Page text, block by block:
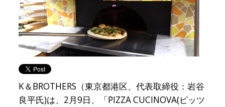
K＆BROTHERS（東京都港区、代表取締役：岩谷
良平氏)は、2月9日、「PIZZA CUCINOVA(ピッツ